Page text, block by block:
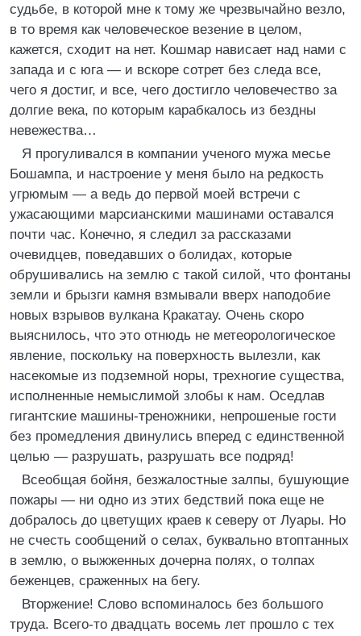
судьбе, в которой мне к тому же чрезвычайно везло,
в то время как человеческое везение в целом,
кажется, сходит на нет. Кошмар нависает над нами с
запада и с юга — и вскоре сотрет без следа все,
чего я достиг, и все, чего достигло человечество за
долгие века, по которым карабкалось из бездны
невежества…
Я прогуливался в компании ученого мужа месье
Бошампа, и настроение у меня было на редкость
угрюмым — а ведь до первой моей встречи с
ужасающими марсианскими машинами оставался
почти час. Конечно, я следил за рассказами
очевидцев, поведавших о болидах, которые
обрушивались на землю с такой силой, что фонтаны
земли и брызги камня взмывали вверх наподобие
новых взрывов вулкана Кракатау. Очень скоро
выяснилось, что это отнюдь не метеорологическое
явление, поскольку на поверхность вылезли, как
насекомые из подземной норы, трехногие существа,
исполненные немыслимой злобы к нам. Оседлав
гигантские машины-треножники, непрошеные гости
без промедления двинулись вперед с единственной
целью — разрушать, разрушать все подряд!
Всеобщая бойня, безжалостные залпы, бушующие
пожары — ни одно из этих бедствий пока еще не
добралось до цветущих краев к северу от Луары. Но
не счесть сообщений о селах, буквально втоптанных
в землю, о выжженных дочерна полях, о толпах
беженцев, сраженных на бегу.
Вторжение! Слово вспоминалось без большого
труда. Всего-то двадцать восемь лет прошло с тех